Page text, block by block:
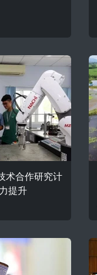
术合作研究计
提升